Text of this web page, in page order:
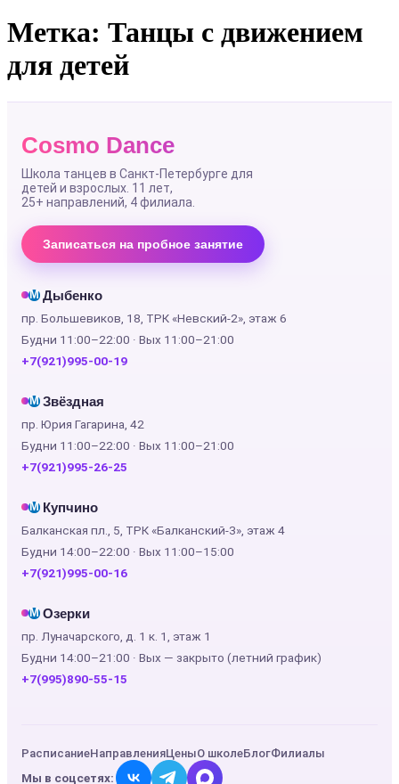
Метка: Танцы с движением
для детей
Cosmo Dance
Школа танцев в Санкт-Петербурге для
детей и взрослых. 11 лет,
25+ направлений, 4 филиала.
Записаться на пробное занятие
М Дыбенко
пр. Большевиков, 18, ТРК «Невский-2», этаж 6
Будни 11:00–22:00 · Вых 11:00–21:00
+7(921)995-00-19
М Звёздная
пр. Юрия Гагарина, 42
Будни 11:00–22:00 · Вых 11:00–21:00
+7(921)995-26-25
М Купчино
Балканская пл., 5, ТРК «Балканский-3», этаж 4
Будни 14:00–22:00 · Вых 11:00–15:00
+7(921)995-00-16
М Озерки
пр. Луначарского, д. 1 к. 1, этаж 1
Будни 14:00–21:00 · Вых — закрыто (летний график)
+7(995)890-55-15
РасписаниеНаправленияЦеныО школеБлогФилиалы
Мы в соцсетях: